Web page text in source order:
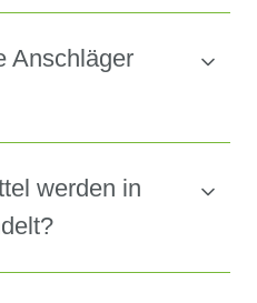
Anschläger
werden in